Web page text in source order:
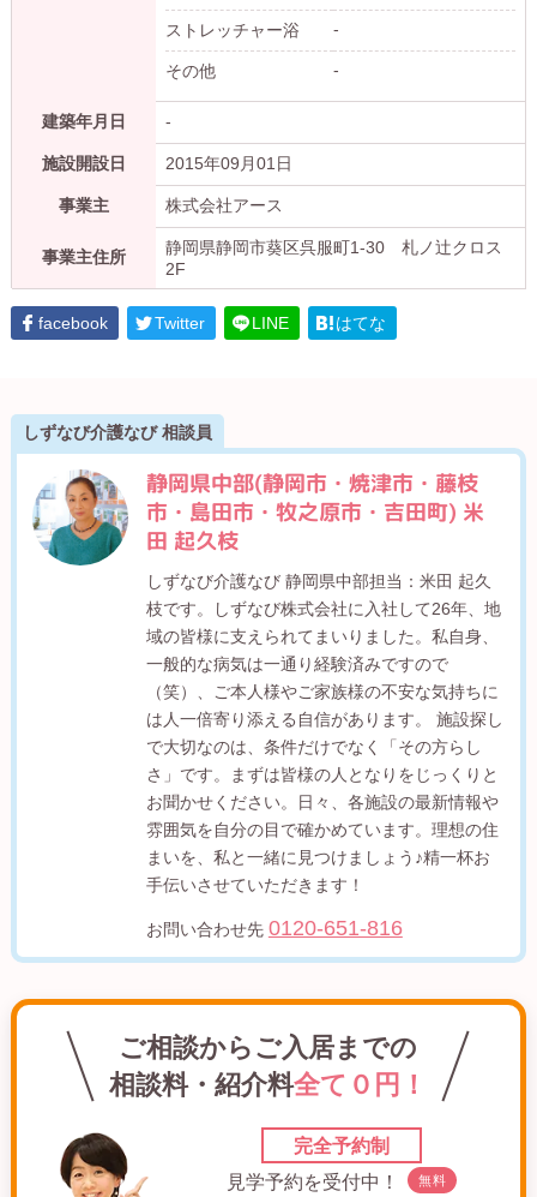
ストレッチャー浴 -
その他 -
建築年月日 -
施設開設日 2015年09月01日
事業主 株式会社アース
事業主住所
静岡県静岡市葵区呉服町1-30 札ノ辻クロス
2F
facebook Twitter LINE はてな
しずなび介護なび 相談員
静岡県中部(静岡市・焼津市・藤枝
市・島田市・牧之原市・吉田町) 米
田 起久枝
しずなび介護なび 静岡県中部担当：米田 起久
枝です。しずなび株式会社に入社して26年、地
域の皆様に支えられてまいりました。私自身、
一般的な病気は一通り経験済みですので
（笑）、ご本人様やご家族様の不安な気持ちに
は人一倍寄り添える自信があります。 施設探し
で大切なのは、条件だけでなく「その方らし
さ」です。まずは皆様の人となりをじっくりと
お聞かせください。日々、各施設の最新情報や
雰囲気を自分の目で確かめています。理想の住
まいを、私と一緒に見つけましょう♪精一杯お
手伝いさせていただきます！
お問い合わせ先 0120-651-816
ご相談からご入居までの
相談料・紹介料全て０円！
完全予約制
見学予約を受付中！
無料